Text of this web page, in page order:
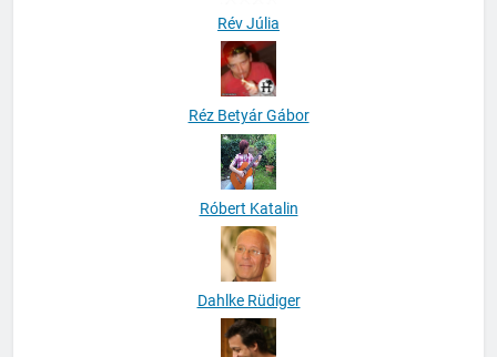
Rév Júlia
Réz Betyár Gábor
Róbert Katalin
Dahlke Rüdiger